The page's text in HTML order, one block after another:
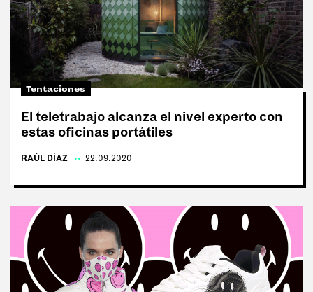
Tentaciones
El teletrabajo alcanza el nivel experto con
estas oficinas portátiles
RAÚL DÍAZ 22.09.2020
#Ego
#Charlas
#Sin filtro